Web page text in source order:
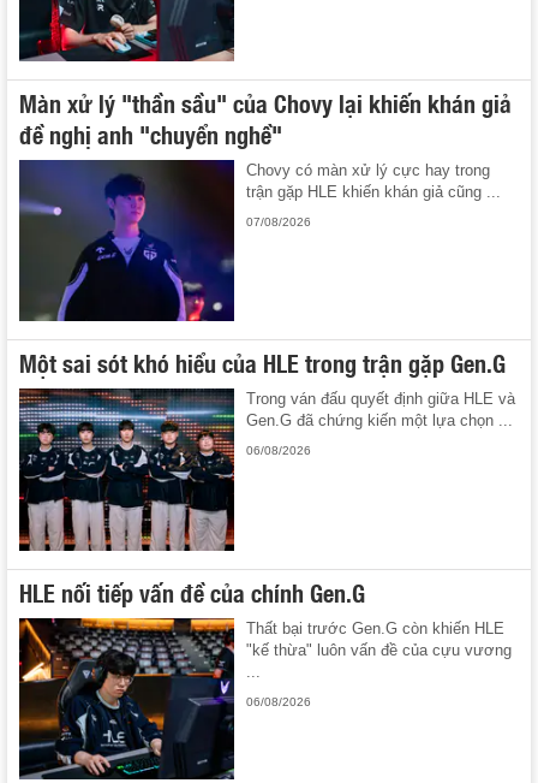
Màn xử lý "thần sầu" của Chovy lại khiến khán giả
đề nghị anh "chuyển nghề"
Chovy có màn xử lý cực hay trong
trận gặp HLE khiến khán giả cũng ...
07/08/2026
Một sai sót khó hiểu của HLE trong trận gặp Gen.G
Trong ván đấu quyết định giữa HLE và
Gen.G đã chứng kiến một lựa chọn ...
06/08/2026
HLE nối tiếp vấn đề của chính Gen.G
Thất bại trước Gen.G còn khiến HLE
"kế thừa" luôn vấn đề của cựu vương
06/08/2026